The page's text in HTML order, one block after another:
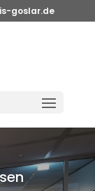
goslar.de